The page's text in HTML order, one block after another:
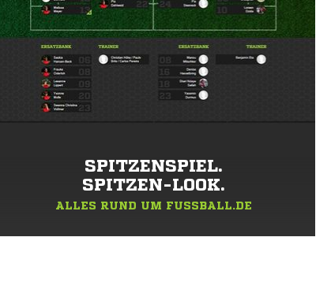
SPITZENSPIEL.
SPITZEN-LOOK.
ALLES RUND UM FUSSBALL.DE